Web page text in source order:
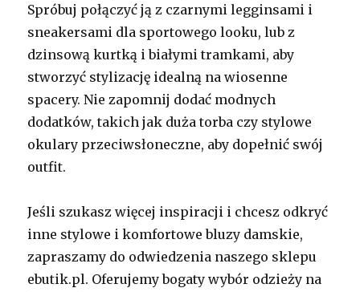
Spróbuj połączyć ją z czarnymi legginsami i
sneakersami dla sportowego looku, lub z
dzinsową kurtką i białymi tramkami, aby
stworzyć stylizację idealną na wiosenne
spacery. Nie zapomnij dodać modnych
dodatków, takich jak duża torba czy stylowe
okulary przeciwsłoneczne, aby dopełnić swój
outfit.
Jeśli szukasz więcej inspiracji i chcesz odkryć
inne stylowe i komfortowe bluzy damskie,
zapraszamy do odwiedzenia naszego sklepu
ebutik.pl. Oferujemy bogaty wybór odzieży na